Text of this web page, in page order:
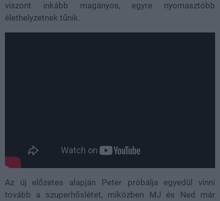
viszont inkább magányos, egyre nyomasztóbb
élethelyzetnek tűnik.
Az új előzetes alapján Peter próbálja egyedül vinni
tovább a szuperhőslétet, miközben MJ és Ned már